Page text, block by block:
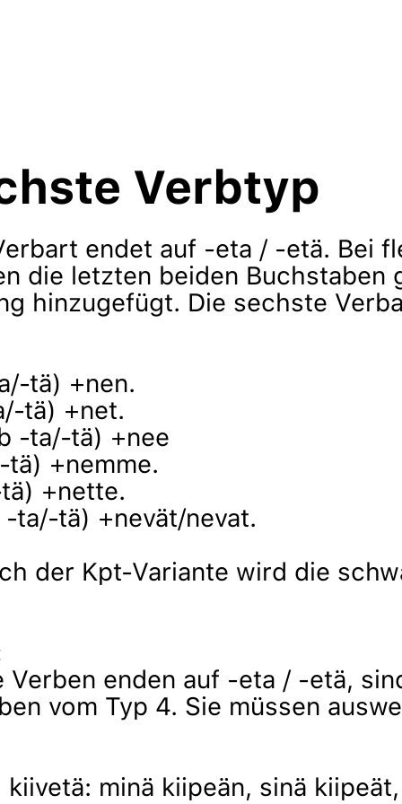
Verbtyp
endet auf -eta / -etä. Bei
die letzten beiden Buchstaben
hinzugefügt. Die sechste
tä) +nen.
tä) +net.
-ta/-tä) +nee
+nemme.
+nette.
ta/-tä) +nevät/nevat.
der Kpt-Variante wird die
Verben enden auf -eta / -etä,
vom Typ 4. Sie müssen
minä kiipeän, sinä